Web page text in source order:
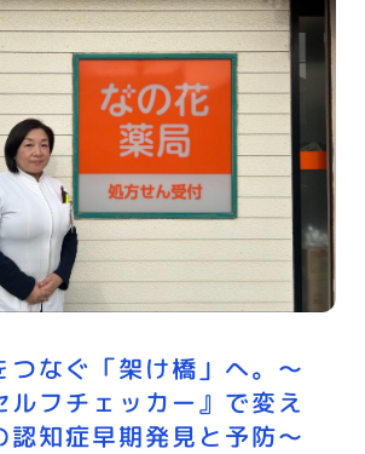
つなぐ「架け橋」へ。〜
ルフチェッカー』で変え
認知症早期発見と予防〜